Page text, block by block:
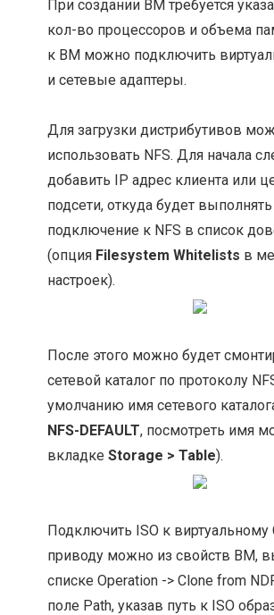
При создании ВМ требуется
кол-во процессоров и объема
к ВМ можно подключить
и сетевые адаптеры.
Для загрузки дистрибутивов
использовать NFS. Для начала
добавить IP адрес клиента или
подсети, откуда будет выполнять
подключение к NFS в список
(опция Filesystem Whitelists в
настроек).
После этого можно будет
сетевой каталог по протоколу
умолчанию имя сетевого
NFS-DEFAULT, посмотреть имя
вкладкеStorage > Table).
Подключить ISO к виртуальному
приводу можно из свойств ВМ,
списке Operation -> Clone from
поле Path, указав путь к ISO